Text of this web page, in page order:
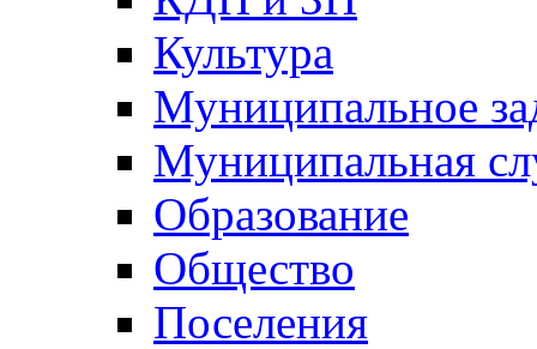
Культура
Муниципальное
Муниципальная
Образование
Общество
Поселения